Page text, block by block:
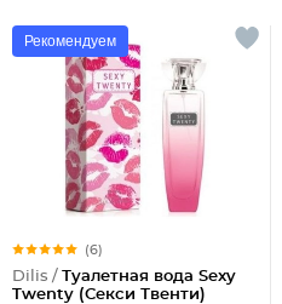
Рекомендуем
(6)
Dilis / Туалетная вода Sexy
Twenty (Секси Твенти)